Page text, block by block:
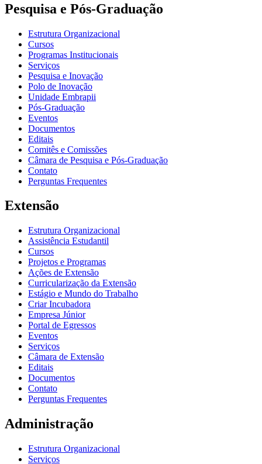
Pesquisa e Pós-Graduação
Estrutura Organizacional
Cursos
Programas Institucionais
Serviços
Pesquisa e Inovação
Polo de Inovação
Unidade Embrapii
Pós-Graduação
Eventos
Documentos
Editais
Comitês e Comissões
Câmara de Pesquisa e Pós-Graduação
Contato
Perguntas Frequentes
Extensão
Estrutura Organizacional
Assistência Estudantil
Cursos
Projetos e Programas
Ações de Extensão
Curricularização da Extensão
Estágio e Mundo do Trabalho
Criar Incubadora
Empresa Júnior
Portal de Egressos
Eventos
Serviços
Câmara de Extensão
Editais
Documentos
Contato
Perguntas Frequentes
Administração
Estrutura Organizacional
Serviços